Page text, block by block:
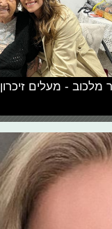
מלכוב - מעלים זיכרון